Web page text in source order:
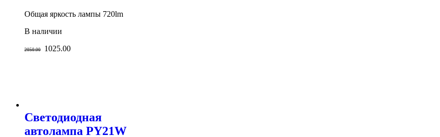
Общая яркость лампы 720lm
В наличии
2050.00 1025.00
Светодиодная
автолампа PY21W